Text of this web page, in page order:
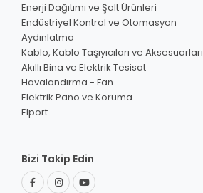
Enerji Dağıtımı ve Şalt Ürünleri
Endüstriyel Kontrol ve Otomasyon
Aydınlatma
Kablo, Kablo Taşıyıcıları ve Aksesuarları
Akıllı Bina ve Elektrik Tesisat
Havalandırma - Fan
Elektrik Pano ve Koruma
Elport
Bizi Takip Edin